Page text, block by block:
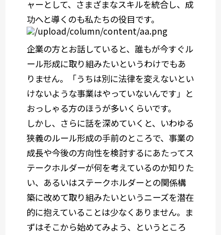
ャーとして、さまざまなスキルを統合し、成
功へと導くのも私たちの役目です。
企業の方とお話していると、誰もが今すぐル
ール形成に取り組みたいというわけでもあ
りません。「うちは別に法律を変えないとい
けないような事業はやっていないんです」と
おっしゃる方のほうが多いくらいです。
しかし、さらに話を深めていくと、いわゆる
狭義のルール形成の手前のところで、事業の
成長や今後の方向性を検討するにあたってス
テークホルダーが何を考えているのか知りた
い、あるいはステークホルダーとの関係構
築に改めて取り組みたいというニーズを潜在
的に抱えていることは少なくありません。ま
ずはそこから始めてみよう、というところ